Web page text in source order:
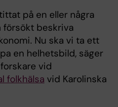
på en eller några
försökt beskriva
Nu ska vi ta ett
en helhetsbild, säger
vid
folkhälsa vid Karolinska